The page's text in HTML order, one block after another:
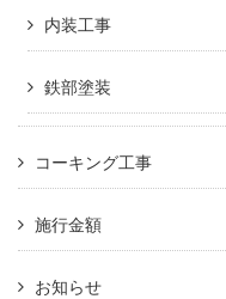
内装工事
鉄部塗装
コーキング工事
施行金額
お知らせ